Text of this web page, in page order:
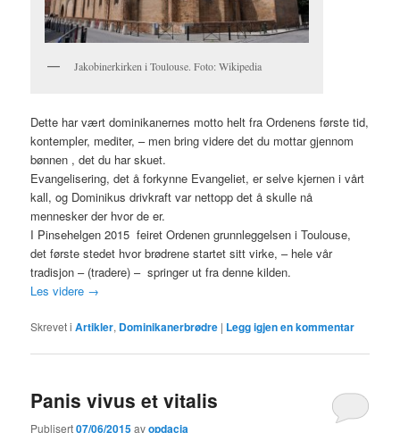
Jakobinerkirken i Toulouse. Foto: Wikipedia
Dette har vært dominikanernes motto helt fra Ordenens første tid,
kontempler, mediter, – men bring videre det du mottar gjennom
bønnen , det du har skuet.
Evangelisering, det å forkynne Evangeliet, er selve kjernen i vårt
kall, og Dominikus drivkraft var nettopp det å skulle nå
mennesker der hvor de er.
I Pinsehelgen 2015 feiret Ordenen grunnleggelsen i Toulouse,
det første stedet hvor brødrene startet sitt virke, – hele vår
tradisjon – (tradere) – springer ut fra denne kilden.
Les videre →
Skrevet i Artikler, Dominikanerbrødre | Legg igjen en kommentar
Panis vivus et vitalis
Publisert07/06/2015avopdacia